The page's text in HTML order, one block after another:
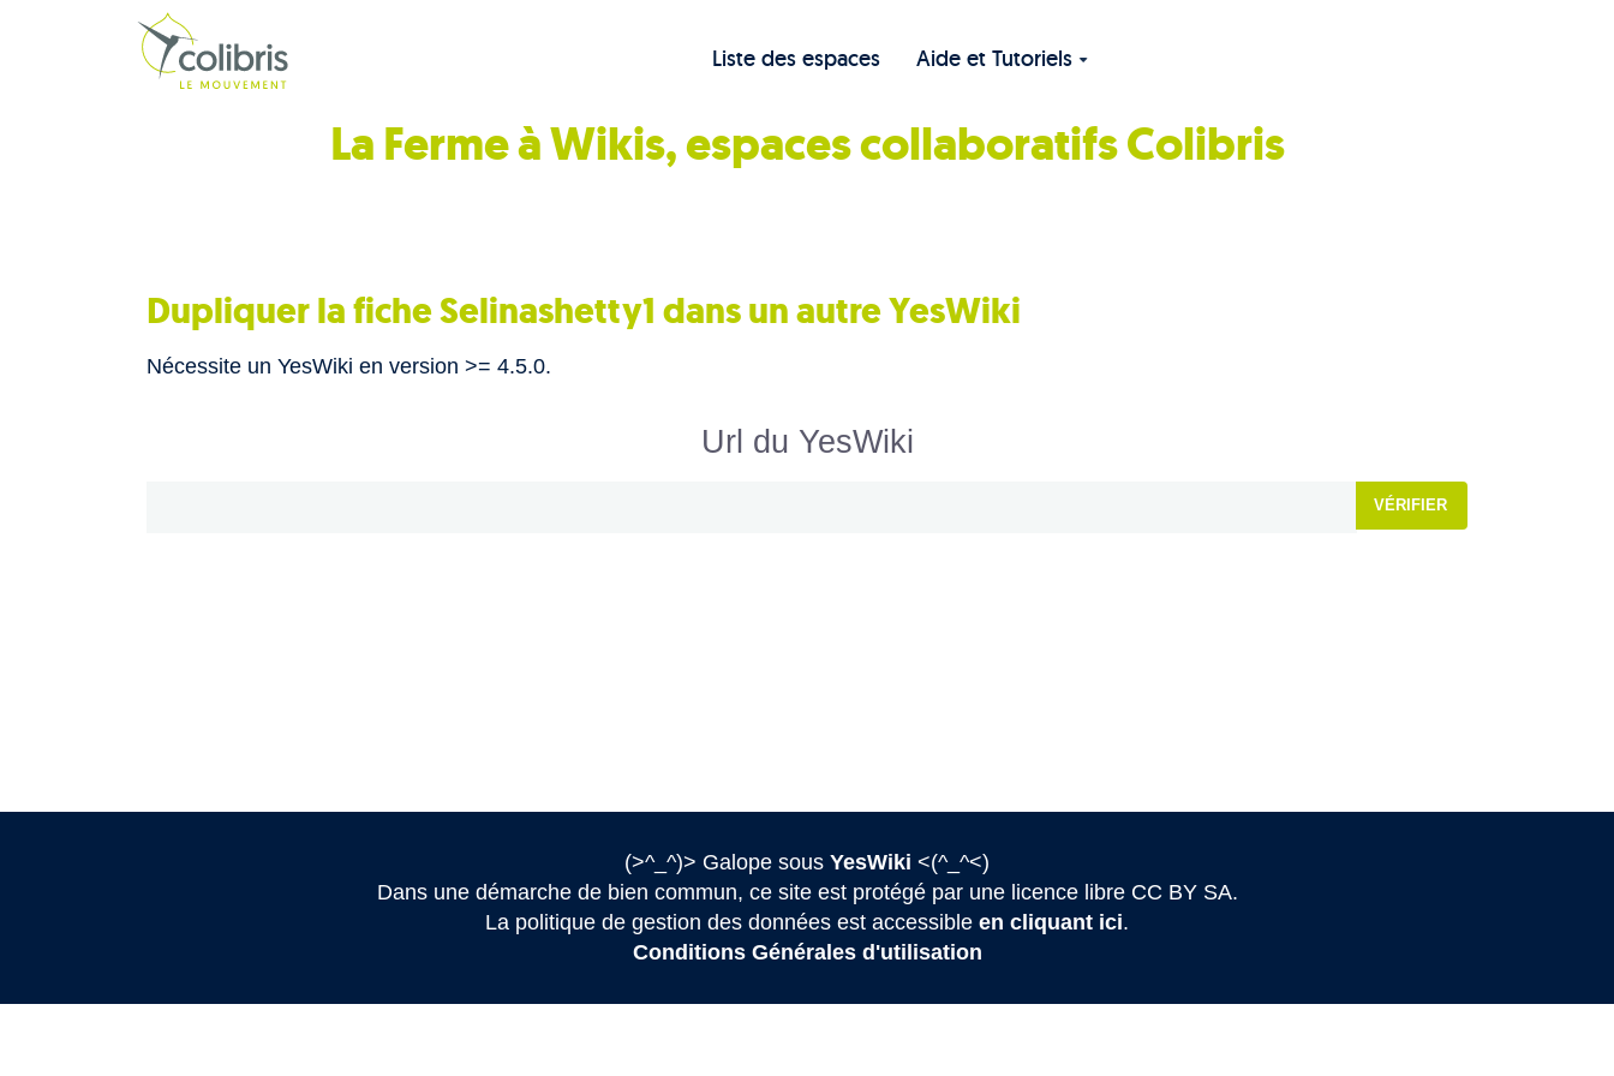
Liste des espaces Aide et Tutoriels
La Ferme à Wikis, espaces collaboratifsColibris
Dupliquer la fiche Selinashetty1 dans un autre YesWiki
Nécessite un YesWiki en version >= 4.5.0.
Url du YesWiki
VÉRIFIER
(>^_^)> Galope sous YesWiki <(^_^<)
Dans une démarche de bien commun, ce site est protégé par une licence libre CC BY SA.
La politique de gestion des données est accessible en cliquant ici.
Conditions Générales d'utilisation